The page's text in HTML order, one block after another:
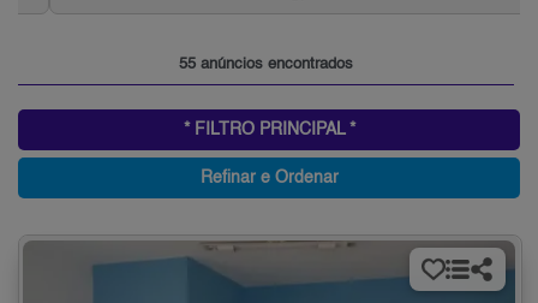
55 anúncios encontrados
* FILTRO PRINCIPAL *
Refinar e Ordenar